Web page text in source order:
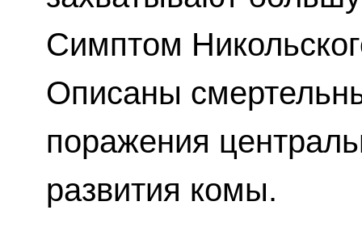
Симптом
Описаны
поражения
развития комы.